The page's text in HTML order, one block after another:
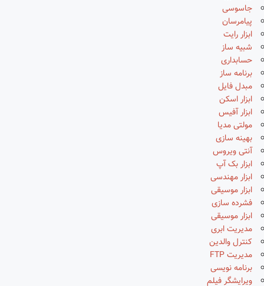
جاسوسی
پیامرسان
ابزار رایت
شبیه ساز
حسابداری
برنامه ساز
مبدل فایل
ابزار اسکن
ابزار آفیس
مولتی مدیا
بهینه سازی
آنتی ویروس
ابزار بک آپ
ابزار مهندسی
ابزار موسیقی
فشرده سازی
ابزار موسیقی
مدیریت ابری
کنترل والدین
مدیریت FTP
برنامه نویسی
ویرایشگر فیلم